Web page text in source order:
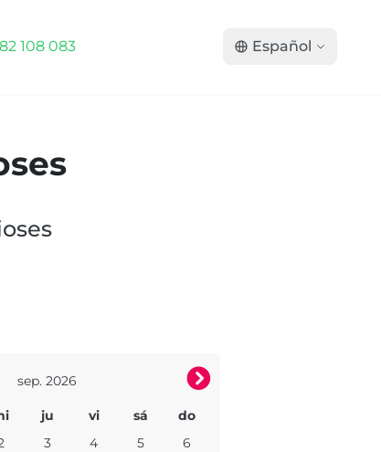
108 083 Español
sep. 2026 ›
ju vi sá
do
3 4 5
6